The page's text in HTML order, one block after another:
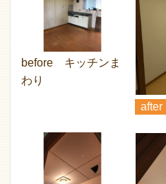
before キッチンま
わり
after